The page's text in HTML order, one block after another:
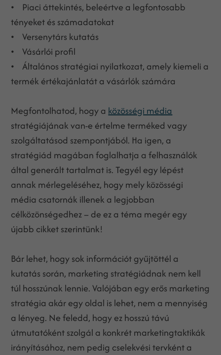
• Piaci áttekintés, beleértve a legfontosabb
tényeket és számadatokat
• Versenytárs kutatás
• Vásárlói profil
• Általános stratégiai nyilatkozat, amely kiemeli a
termék értékajánlatát a vásárlók számára
Megfontolhatod, hogy a közösségi média
stratégiájának van-e értelme terméked vagy
szolgáltatásod szempontjából. Ha igen, a
stratégiád magában foglalhatja a felhasználók
által generált tartalmat is. Tegyél egy lépést
annak mérlegeléséhez, hogy mely közösségi
média csatornák illenek a legjobban
célközönségedhez – de ez a téma megér egy
újabb cikket szerintünk!
Bár lehet, hogy sok információt gyűjtöttél a
kutatás során, marketing stratégiádnak nem kell
túl hosszúnak lennie. Valójában egy erős marketing
stratégia akár egy oldal is lehet, nem a mennyiség
a lényeg. Ne feledd, hogy ez hosszú távú
útmutatóként szolgál a konkrét marketingtaktikák
irányításához, nem pedig cselekvési tervként a